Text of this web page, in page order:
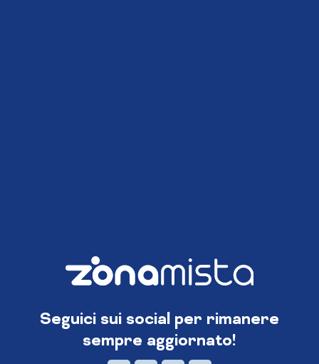
Seguici sui social per rimanere
sempre aggiornato!